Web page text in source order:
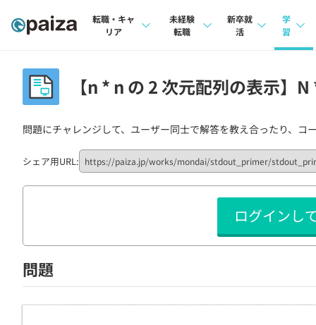
転職・キャ
リア
転職成功ガイド
転職エージェント
未経験
転職
インタビュー
転職成功ガイド
新卒就
活
本選考
新卒エージェント
イベント・セミナー
インタビュー
就活成功ガイド
学
習
4択
ナレ
リフ
プラン
個人
学校
【n * n の 2 次元配列の表示】
問題にチャレンジして、ユーザー同士で解答を教え合ったり、コ
シェア用URL:
ログインし
問題